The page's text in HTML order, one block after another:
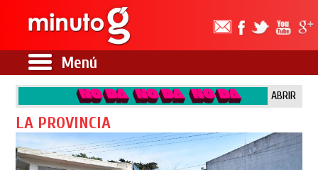
Menú
ABRIR
LA PROVINCIA